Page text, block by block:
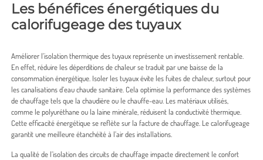
Les bénéfices énergétiques du
calorifugeage des tuyaux
Améliorer l’isolation thermique des tuyaux représente un investissement rentable.
En effet, réduire les déperditions de chaleur se traduit par une baisse de la
consommation énergétique. Isoler les tuyaux évite les fuites de chaleur, surtout pour
les canalisations d’eau chaude sanitaire. Cela optimise la performance des systèmes
de chauffage tels que la chaudière ou le chauffe-eau. Les matériaux utilisés,
comme le polyuréthane ou la laine minérale, réduisent la conductivité thermique.
Cette efficacité énergétique se reflète sur la facture de chauffage. Le calorifugeage
garantit une meilleure étanchéité à l’air des installations.
La qualité de l’isolation des circuits de chauffage impacte directement le confort